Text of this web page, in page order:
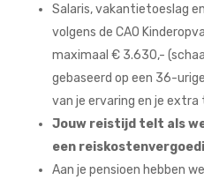
Salaris, vakantietoeslag
volgens de CAO
maximaal € 3.630,-
gebaseerd op een 36-
van je ervaring en je extra
Jouw reistijd telt als
een
Aan je pensioen hebben